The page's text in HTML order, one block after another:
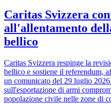
Caritas Svizzera
all'allentamento
bellico
Caritas Svizzera respinge la
bellico e sostiene il referendum,
un comunicato del 29 luglio
sull'esportazione di armi
popolazione civile nelle zone di